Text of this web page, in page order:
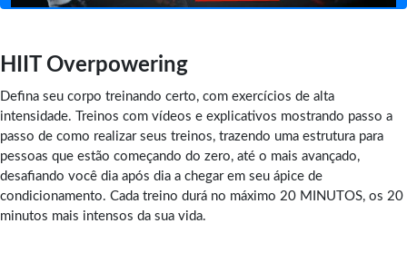
HIIT Overpowering
Defina seu corpo treinando certo, com exercícios de alta
intensidade. Treinos com vídeos e explicativos mostrando passo a
passo de como realizar seus treinos, trazendo uma estrutura para
pessoas que estão começando do zero, até o mais avançado,
desafiando você dia após dia a chegar em seu ápice de
condicionamento. Cada treino durá no máximo 20 MINUTOS, os 20
minutos mais intensos da sua vida.